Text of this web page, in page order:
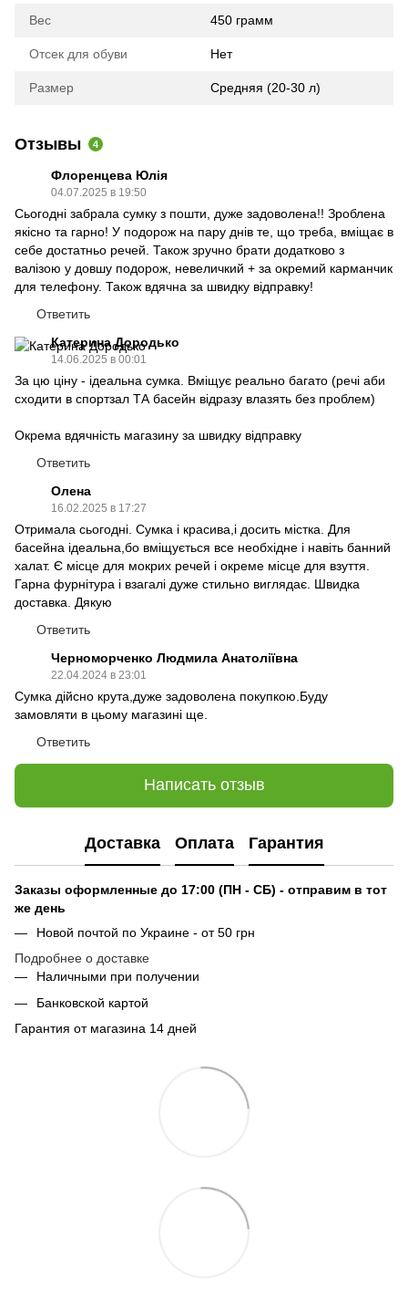
Вес 450 грамм
Отсек для обуви Нет
Размер Средняя (20-30 л)
Отзывы 4
Флоренцева Юлія
04.07.2025 в 19:50
Сьогодні забрала сумку з пошти, дуже задоволена!! Зроблена
якісно та гарно! У подорож на пару днів те, що треба, вміщає в
себе достатньо речей. Також зручно брати додатково з
валізою у довшу подорож, невеличкий + за окремий карманчик
для телефону. Також вдячна за швидку відправку!
Ответить
Катерина Дородько
14.06.2025 в 00:01
За цю ціну - ідеальна сумка. Вміщує реально багато (речі аби
сходити в спортзал ТА басейн відразу влазять без проблем)
Окрема вдячність магазину за швидку відправку
Ответить
Олена
16.02.2025 в 17:27
Отримала сьогодні. Сумка і красива,і досить містка. Для
басейна ідеальна,бо вміщується все необхідне і навіть банний
халат. Є місце для мокрих речей і окреме місце для взуття.
Гарна фурнітура і взагалі дуже стильно виглядає. Швидка
доставка. Дякую
Ответить
Черноморченко Людмила Анатоліївна
22.04.2024 в 23:01
Сумка дійсно крута,дуже задоволена покупкою.Буду
замовляти в цьому магазині ще.
Ответить
Написать отзыв
Доставка Оплата Гарантия
Заказы оформленные до 17:00 (ПН - СБ) - отправим в тот
же день
Новой почтой по Украине - от 50 грн
Подробнее о доставке
Наличными при получении
Банковской картой
Гарантия от магазина 14 дней